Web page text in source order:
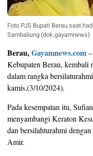
Foto PJS Bupati Berau saat
Sambaliung (dok.gayamnews)
Berau,Gayamnews.com
Kebupaten Berau, kembali
dalam rangka
kamis,(3/10/2024).
Pada kesempatan itu,
menyambangi Keraton
dan bersilahturahmi
Amir.